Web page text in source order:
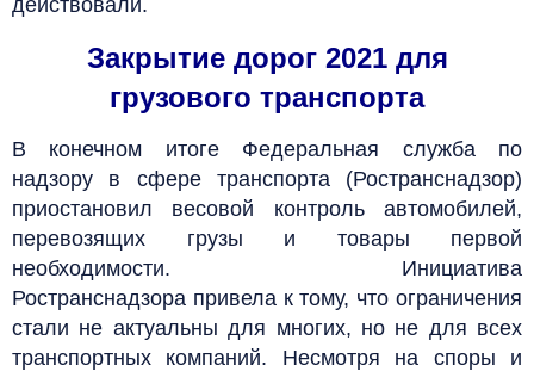
Закрытие дорог 2021 для
грузового транспорта
В конечном итоге Федеральная служба по
надзору в сфере транспорта (Ространснадзор)
приостановил весовой контроль автомобилей,
перевозящих грузы и товары первой
необходимости. Инициатива
Ространснадзора привела к тому, что ограничения
стали не актуальны для многих, но не для всех
транспортных компаний. Несмотря на споры и